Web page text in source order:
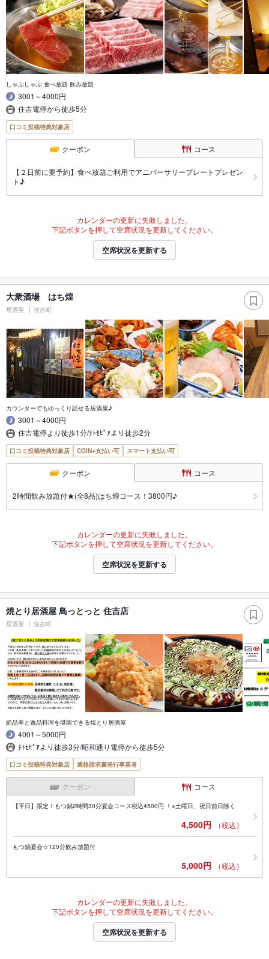
しゃぶしゃぶ 食べ放題 飲み放題
3001～4000円
住吉電停から徒歩5分
口コミ投稿特典対象店
クーポン コース
【２日前に要予約】食べ放題ご利用でアニバーサリープレートプレゼン
ト♪
カレンダーの更新に失敗しました。
下記ボタンを押して空席状況を更新してください。
空席状況を更新する
大衆酒場 はち煌
居酒屋 住吉町
カウンターでもゆっくり話せる居酒屋♪
3001～4000円
住吉電停より徒歩1分/ﾁﾄｾﾋﾟｱより徒歩2分
口コミ投稿特典対象店 COIN+支払い可 スマート支払い可
クーポン コース
2時間飲み放題付★(全8品)はち煌コース！3800円♪
カレンダーの更新に失敗しました。
下記ボタンを押して空席状況を更新してください。
空席状況を更新する
焼とり居酒屋 鳥っとっと 住吉店
居酒屋 住吉町
絶品串と逸品料理を堪能できる焼とり居酒屋
4001～5000円
ﾁﾄｾﾋﾟｱより徒歩3分/昭和通り電停から徒歩5分
口コミ投稿特典対象店 適格請求書発行事業者
クーポン コース
【平日】限定！もつ鍋2時間30分宴会コース税込4500円 ！※土曜日、祝日前日除く
4,500円 （税込）
もつ鍋宴会☆120分飲み放題付
5,000円 （税込）
カレンダーの更新に失敗しました。
下記ボタンを押して空席状況を更新してください。
空席状況を更新する